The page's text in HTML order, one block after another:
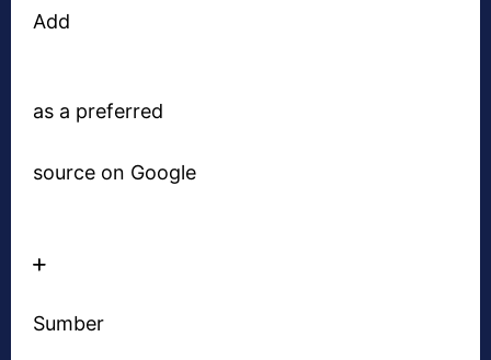
Add
as a preferred
source on Google
Sumber